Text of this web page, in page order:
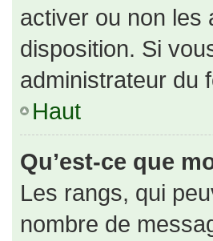
activer ou non les
disposition. Si
administrateur du
Haut
Qu’est-ce que
Les rangs, qui
nombre de